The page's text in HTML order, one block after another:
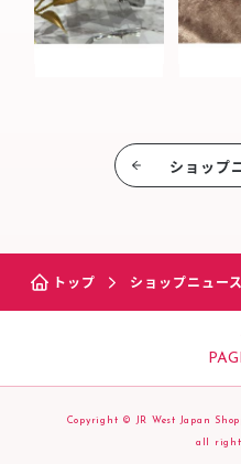
ショップ
トップ ショップニュース
Copyright © JR West Japan
all